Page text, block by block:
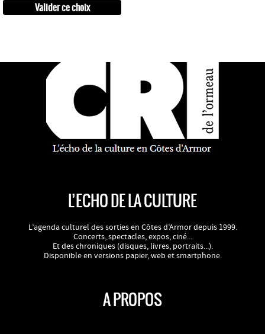
L’ECHO DE LA CULTURE
L’agenda culturel des sorties en Côtes d’Armor depuis 1999.
Concerts, spectacles, expos, ciné...
Et des chroniques (disques, livres, portraits...).
Disponible en versions papier, web et smartphone.
A PROPOS